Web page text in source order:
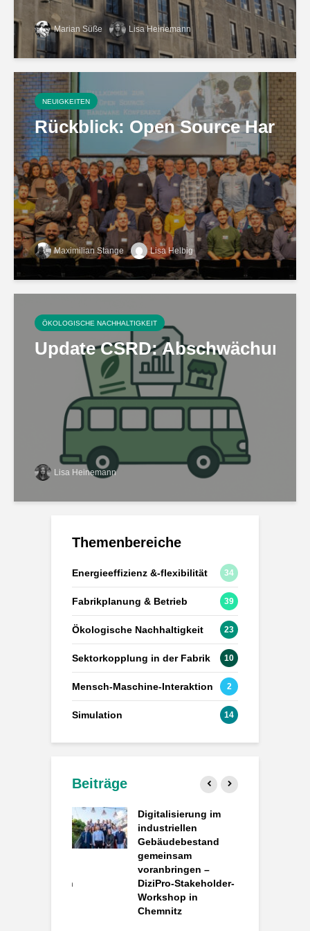
Marian Süße Lisa Heinemann
NEUIGKEITEN
Rückblick: Open Source
Maximilian Stange Lisa Helbig
ÖKOLOGISCHE NACHHALTIGKEIT
Update CSRD:
Lisa Heinemann
Themenbereiche
Energieeffizienz &-flexibilität 34
Fabrikplanung & Betrieb 39
Ökologische Nachhaltigkeit 23
Sektorkopplung in der Fabrik 10
Mensch-Maschine-Interaktion 2
Simulation 14
Beiträge
Digitalisierung im
industriellen
Gebäudebestand
gemeinsam
voranbringen –
DiziPro-Stakeholder-
Workshop in
Chemnitz